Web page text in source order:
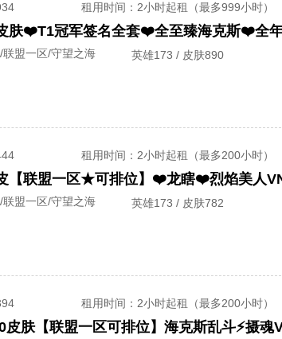
租用时间 ：2小时起租（最多999小时）
肤❤️T1冠军签名全套❤️全至臻海克斯❤️全
联盟一区/守望之海 英雄173 / 皮肤890
租用时间 ：2小时起租（最多200小时）
联盟一区/守望之海 英雄173 / 皮肤782
租用时间 ：2小时起租（最多200小时）
肤【联盟一区可排位】海克斯乱斗⚡摄魂